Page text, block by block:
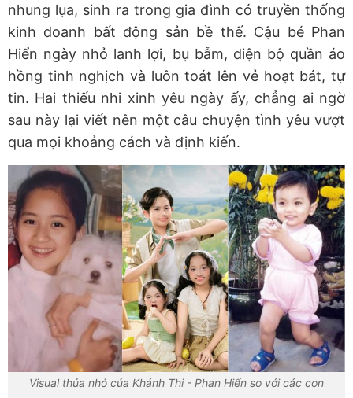
nhung lụa, sinh ra trong gia đình có truyền thống
kinh doanh bất động sản bề thế. Cậu bé Phan
Hiển ngày nhỏ lanh lợi, bụ bẫm, diện bộ quần áo
hồng tinh nghịch và luôn toát lên vẻ hoạt bát, tự
tin. Hai thiếu nhi xinh yêu ngày ấy, chẳng ai ngờ
sau này lại viết nên một câu chuyện tình yêu vượt
qua mọi khoảng cách và định kiến.
Visual thủa nhỏ của Khánh Thi - Phan Hiển so với các con